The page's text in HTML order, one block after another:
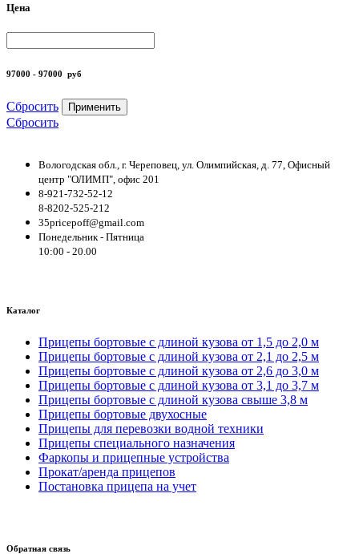
Цена
97000 - 97000 руб
Сбросить Применить
Сбросить
Вологодская обл., г. Череповец, ул. Олимпийская, д. 77, Офисный
центр "ОЛИМП", офис 201
8-921-732-52-12
8-8202-525-212
35pricepoff@gmail.com
Понедельник - Пятница
10:00 - 20.00
Каталог
Прицепы бортовые с длиной кузова от 1,5 до 2,0 м
Прицепы бортовые с длиной кузова от 2,1 до 2,5 м
Прицепы бортовые с длиной кузова от 2,6 до 3,0 м
Прицепы бортовые с длиной кузова от 3,1 до 3,7 м
Прицепы бортовые с длиной кузова свыше 3,8 м
Прицепы бортовые двухосные
Прицепы для перевозки водной техники
Прицепы специального назначения
Фаркопы и прицепные устройства
Прокат/аренда прицепов
Постановка прицепа на учет
Обратная связь